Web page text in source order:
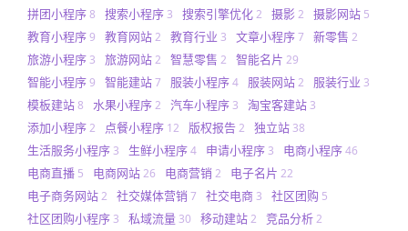
拼团小程序8 搜索小程序 3 搜索引擎优化2 摄影2 摄影网站 5
教育小程序9 教育网站2 教育行业 3 文章小程序7 新零售 2
旅游小程序 3 旅游网站2 智慧零售 2 智能名片 29
智能小程序9 智能建站7 服装小程序4 服装网站2 服装行业 3
模板建站8 水果小程序2 汽车小程序 3 淘宝客建站 3
添加小程序2 点餐小程序 12 版权报告2 独立站 38
生活服务小程序 3 生鲜小程序4 申请小程序 3 电商小程序46
电商直播 5 电商网站26 电商营销 2 电子名片 22
电子商务网站2 社交媒体营销 7 社交电商 3 社区团购 5
社区团购小程序 3 私域流量 30 移动建站2 竞品分析2